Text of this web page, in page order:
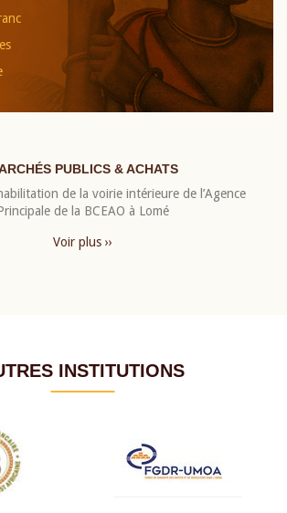
PUBLICS & ACHATS
de la voirie intérieure de l’Agence
de la BCEAO à Lomé
Voir plus ››
INSTITUTIONS